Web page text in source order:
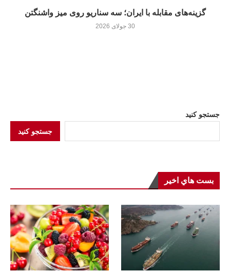
گزینه‌های مقابله با ایران؛ سه سناریو روی میز واشنگتن
30 جولای 2026
جستجو کنید
جستجو کنید
بست هاي اخير